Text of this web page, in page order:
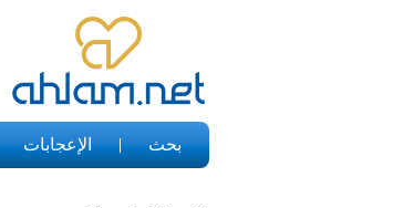
بحث الإعجابات